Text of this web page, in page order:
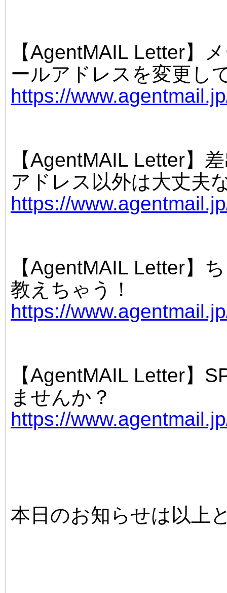
【AgentMAIL Letter】
ールアドレスを変更し
https://
【AgentMAIL Letter】
アドレス以外は大丈夫
https://
【AgentMAIL Letter】
教えちゃう！
https://
【AgentMAIL Letter】
ませんか？
https://
本日のお知らせは以上